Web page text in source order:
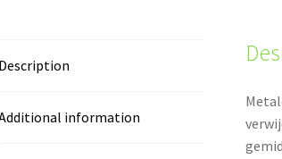
Description
information